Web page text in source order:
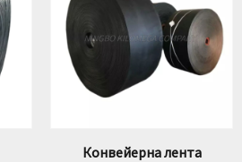
Конвейерна лента